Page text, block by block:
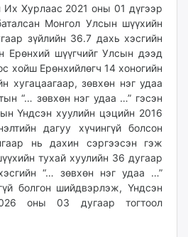
Хурлаас 2021 оны 01 дүгээр
Монгол Улсын шүүхийн
зүйлийн 36.7 дахь хэсгийн
Ерөнхий шүүгчийг Улсын дээд
хойш Ерөнхийлөгч 14 хоногийн
хугацаагаар, зөвхөн нэг удаа
“… зөвхөн нэг удаа …” гэсэн
Үндсэн хуулийн цэцийн 2016
дагуу хүчингүй болсон
нь дахин сэргээсэн гэж
тухай хуулийн 36 дугаар
“… зөвхөн нэг удаа …”
болгон шийдвэрлэж, Үндсэн
оны 03 дугаар тогтоол